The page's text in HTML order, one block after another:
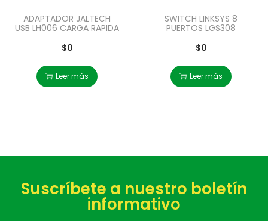
ADAPTADOR JALTECH
USB LH006 CARGA RAPIDA
$0
Leer más
SWITCH LINKSYS 8
PUERTOS LGS308
$0
Leer más
Suscríbete a nuestro boletín
informativo